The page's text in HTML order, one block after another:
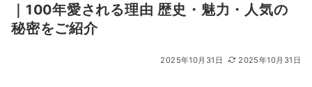
｜100年愛される理由 歴史・魅力・人気の
秘密をご紹介
2025年10月31日 2025年10月31日